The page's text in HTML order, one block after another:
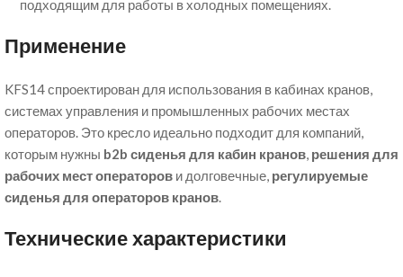
подходящим для работы в холодных помещениях.
Применение
KFS14 спроектирован для использования в кабинах кранов,
системах управления и промышленных рабочих местах
операторов. Это кресло идеально подходит для компаний,
которым нужны b2b сиденья для кабин кранов, решения для
рабочих мест операторов и долговечные, регулируемые
сиденья для операторов кранов.
Технические характеристики